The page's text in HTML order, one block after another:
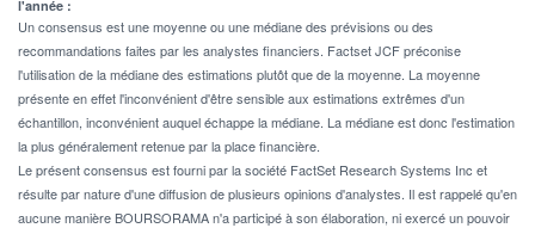
l'année :
Un consensus est une moyenne ou une médiane des prévisions ou des
recommandations faites par les analystes financiers. Factset JCF préconise
l'utilisation de la médiane des estimations plutôt que de la moyenne. La moyenne
présente en effet l'inconvénient d'être sensible aux estimations extrêmes d'un
échantillon, inconvénient auquel échappe la médiane. La médiane est donc l'estimation
la plus généralement retenue par la place financière.
Le présent consensus est fourni par la société FactSet Research Systems Inc et
résulte par nature d'une diffusion de plusieurs opinions d'analystes. Il est rappelé qu'en
aucune manière BOURSORAMA n'a participé à son élaboration, ni exercé un pouvoir